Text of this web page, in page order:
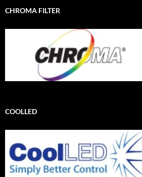
CHROMA FILTER
COOLLED